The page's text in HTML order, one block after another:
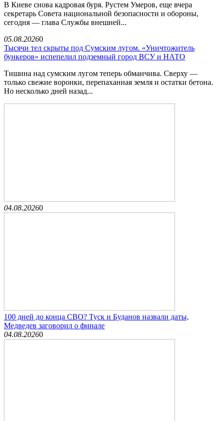
В Киеве снова кадровая буря. Рустем Умеров, еще вчера
секретарь Совета национальной безопасности и обороны,
сегодня — глава Службы внешней...
05.08.20260
Тысячи тел скрыты под Сумским лугом. «Уничтожитель
бункеров» испепелил подземный город ВСУ и НАТО
Тишина над сумским лугом теперь обманчива. Сверху —
только свежие воронки, перепаханная земля и остатки бетона.
Но несколько дней назад...
04.08.20260
100 дней до конца СВО? Туск и Буданов назвали даты,
Медведев заговорил о финале
04.08.20260